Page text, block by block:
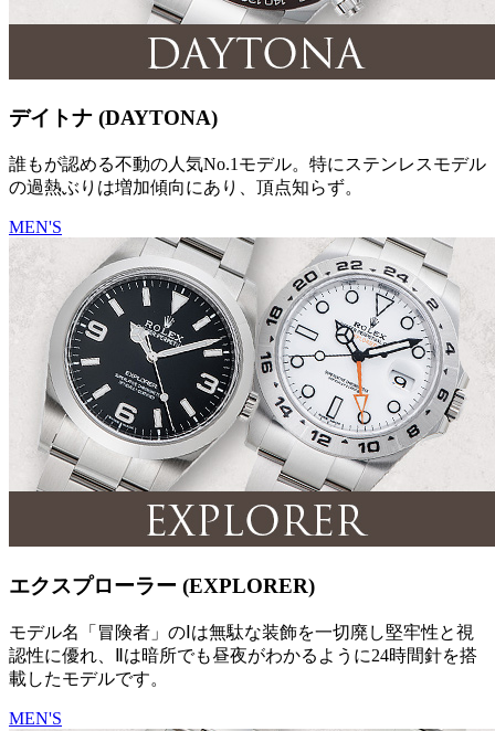
デイトナ (DAYTONA)
誰もが認める不動の人気No.1モデル。特にステンレスモデル
の過熱ぶりは増加傾向にあり、頂点知らず。
MEN'S
エクスプローラー (EXPLORER)
モデル名「冒険者」のⅠは無駄な装飾を一切廃し堅牢性と視
認性に優れ、Ⅱは暗所でも昼夜がわかるように24時間針を搭
載したモデルです。
MEN'S